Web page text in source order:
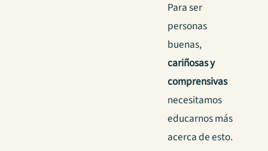
Para ser
personas
buenas,
cariñosasy
comprensivas
necesitamos
educarnos más
acerca de esto.